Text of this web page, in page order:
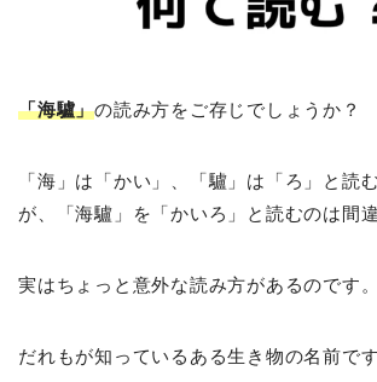
「海驢」の読み方をご存じでしょうか？
「海」は「かい」、「驢」は「ろ」と読
が、「海驢」を「かいろ」と読むのは間違
実はちょっと意外な読み方があるのです。
だれもが知っているある生き物の名前です